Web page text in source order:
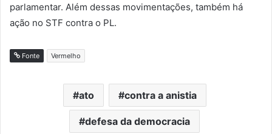
parlamentar. Além dessas movimentações, também há
ação no STF contra o PL.
Fonte Vermelho
ato contra a anistia
defesa da democracia